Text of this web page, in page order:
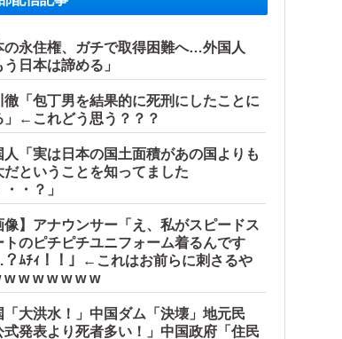
聞いた
の永住権、ガチで取得困難へ…外国人
う日本は諦める」
徹「包丁男を結果的に死刑にしたことに
」←これどう思う？？？
人「実は日本の国土面積があの国よりも
だということを知ってました
・？」
像】アナウンサー「え、私がスピードス
トのピチピチユニフォーム着るんです
ﾑﾁｨ！！」←これはお前らに刺さるや
w w w w w w w
「大洪水！」中国ダム「決壊」地元民
式発表より死者多い！」中国政府「住民